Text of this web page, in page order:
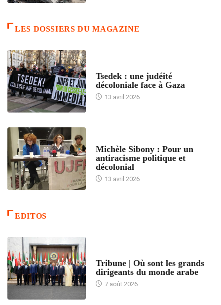
LES DOSSIERS DU MAGAZINE
Tsedek : une judéité
décoloniale face à Gaza
13 avril 2026
Michèle Sibony : Pour un
antiracisme politique et
décolonial
13 avril 2026
EDITOS
Tribune | Où sont les grands
dirigeants du monde arabe
7 août 2026